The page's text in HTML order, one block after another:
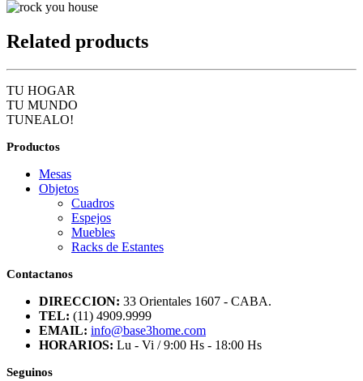
Related products
TU HOGAR
TU MUNDO
TUNEALO!
Productos
Mesas
Objetos
Cuadros
Espejos
Muebles
Racks de Estantes
Contactanos
DIRECCION: 33 Orientales 1607 - CABA.
TEL: (11) 4909.9999
EMAIL: info@base3home.com
HORARIOS: Lu - Vi / 9:00 Hs - 18:00 Hs
Seguinos